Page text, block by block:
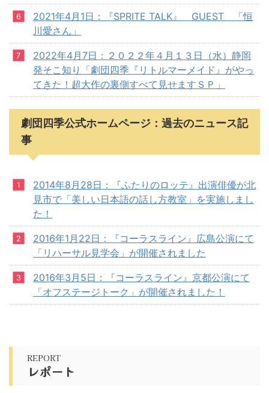
2021年4月1日：『SPRITE TALK』 GUEST 「恒
川愛さん」
2022年4月7日：２０２２年４月１３日（水）静岡
発そこ知り「劇団四季『リトルマーメイド』がやっ
てきた！超大作の裏側すべて見せますＳＰ」
劇団四季公式ホームページ：過去のニュース記
事
2014年8月28日：『ふたりのロッテ』出演俳優が北
見市で「美しい日本語の話し方教室」を実施しまし
た！
2016年1月22日：『コーラスライン』広島公演にて
「リハーサル見学会」が開催されました
2016年3月5日：『コーラスライン』京都公演にて
「オフステージトーク」が開催されました！
REPORT
レポート